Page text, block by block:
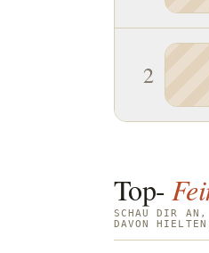
2
Top-
SCHAU DIR AN,
DAVON